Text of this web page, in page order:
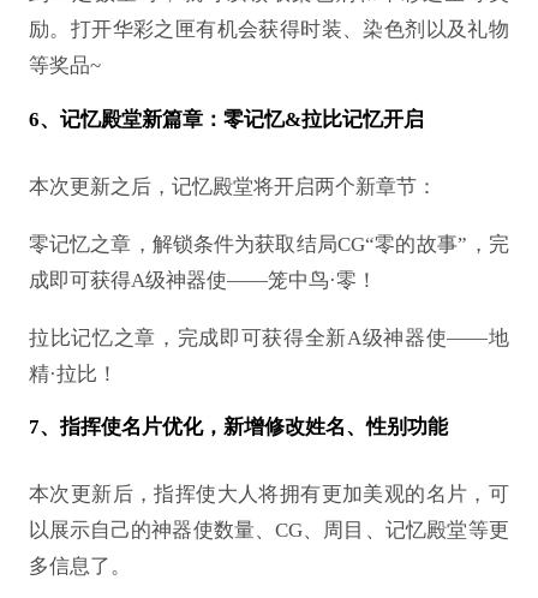
励。打开华彩之匣有机会获得时装、染色剂以及礼物
等奖品~
6、记忆殿堂新篇章：零记忆&拉比记忆开启
本次更新之后，记忆殿堂将开启两个新章节：
零记忆之章，解锁条件为获取结局CG“零的故事”，完
成即可获得A级神器使——笼中鸟·零！
拉比记忆之章，完成即可获得全新A级神器使——地
精·拉比！
7、指挥使名片优化，新增修改姓名、性别功能
本次更新后，指挥使大人将拥有更加美观的名片，可
以展示自己的神器使数量、 CG、周目、记忆殿堂等更
多信息了。